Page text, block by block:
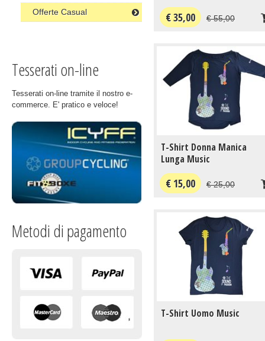
Offerte Casual
Tesserati on-line
Tesserati on-line tramite il nostro e-
commerce. E' pratico e veloce!
Metodi di pagamento
€ 35,00 € 55,00
T-Shirt Donna Manica
Lunga Music
€ 15,00 € 25,00
T-Shirt Uomo Music